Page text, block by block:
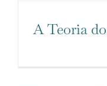
A Teoria